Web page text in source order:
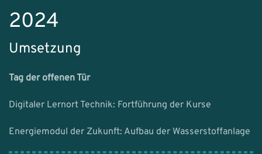
2024
Umsetzung
Tag der offenen Tür
Digitaler Lernort Technik: Fortführung der Kurse
Energiemodul der Zukunft: Aufbau der Wasserstoffanlage